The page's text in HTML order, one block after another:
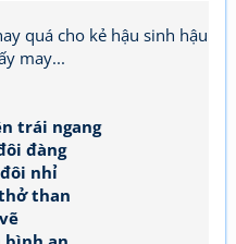
quá cho kẻ hậu sinh hậu
may...
trái ngang
đàng
nhỉ
than